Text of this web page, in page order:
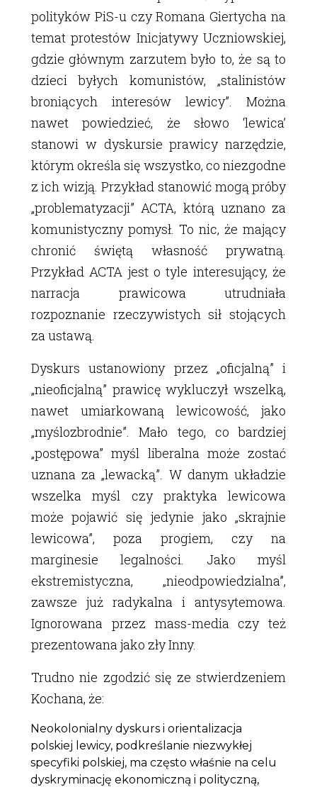
polityków PiS-u czy Romana Giertycha na
temat protestów Inicjatywy Uczniowskiej,
gdzie głównym zarzutem było to, że są to
dzieci byłych komunistów, „stalinistów
broniących interesów lewicy”. Można
nawet powiedzieć, że słowo ‘lewica’
stanowi w dyskursie prawicy narzędzie,
którym określa się wszystko, co niezgodne
z ich wizją. Przykład stanowić mogą próby
„problematyzacji” ACTA, którą uznano za
komunistyczny pomysł. To nic, że mający
chronić świętą własność prywatną.
Przykład ACTA jest o tyle interesujący, że
narracja prawicowa utrudniała
rozpoznanie rzeczywistych sił stojących
za ustawą.
Dyskurs ustanowiony przez „oficjalną” i
„nieoficjalną” prawicę wykluczył wszelką,
nawet umiarkowaną lewicowość, jako
„myślozbrodnie”. Mało tego, co bardziej
„postępowa” myśl liberalna może zostać
uznana za „lewacką”. W danym układzie
wszelka myśl czy praktyka lewicowa
może pojawić się jedynie jako „skrajnie
lewicowa”, poza progiem, czy na
marginesie legalności. Jako myśl
ekstremistyczna, „nieodpowiedzialna”,
zawsze już radykalna i antysytemowa.
Ignorowana przez mass-media czy też
prezentowana jako zły Inny.
Trudno nie zgodzić się ze stwierdzeniem
Kochana, że:
Neokolonialny dyskurs i orientalizacja
polskiej lewicy, podkreślanie niezwykłej
specyfiki polskiej, ma często właśnie na celu
dyskryminację ekonomiczną i polityczną,